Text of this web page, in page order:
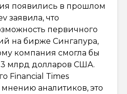
появились в прошлом
заявила, что
первичного
на бирже Сингапура,
компания смогла бы
3 млрд долларов США.
Financial Times
аналитиков, это